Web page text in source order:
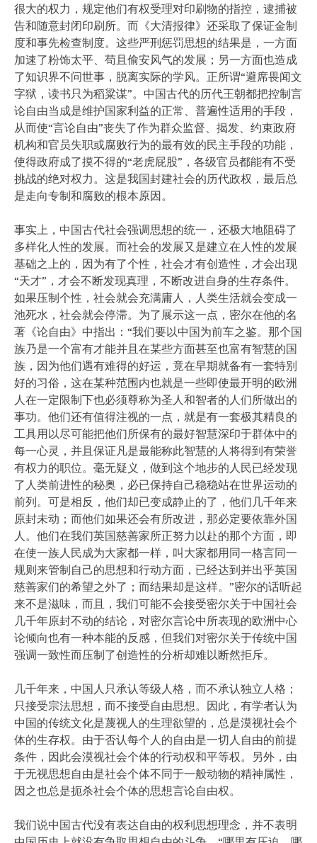
很大的权力，规定他们有权受理对印刷物的指控，逮捕被
告和随意封闭印刷所。而《大清报律》还采取了保证金制
度和事先检查制度。这些严刑惩罚思想的结果是，一方面
加速了粉饰太平、苟且偷安风气的发展；另一方面也造成
了知识界不问世事，脱离实际的学风。正所谓“避席畏闻文
字狱，读书只为稻粱谋”。中国古代的历代王朝都把控制言
论自由当成是维护国家利益的正常、普遍性适用的手段，
从而使“言论自由”丧失了作为群众监督、揭发、约束政府
机构和官员失职或腐败行为的最有效的民主手段的功能，
使得政府成了摸不得的“老虎屁股”，各级官员都能有不受
挑战的绝对权力。这是我国封建社会的历代政权，最后总
是走向专制和腐败的根本原因。
事实上，中国古代社会强调思想的统一，还极大地阻碍了
多样化人性的发展。而社会的发展又是建立在人性的发展
基础之上的，因为有了个性，社会才有创造性，才会出现
“天才”，才会不断发现真理，不断改进自身的生存条件。
如果压制个性，社会就会充满庸人，人类生活就会变成一
池死水，社会就会停滞。为了展示这一点，密尔在他的名
著《论自由》中指出：“我们要以中国为前车之鉴。那个国
族乃是一个富有才能并且在某些方面甚至也富有智慧的国
族，因为他们遇有难得的好运，竟在早期就备有一套特别
好的习俗，这在某种范围内也就是一些即使最开明的欧洲
人在一定限制下也必须尊称为圣人和智者的人们所做出的
事功。他们还有值得注视的一点，就是有一套极其精良的
工具用以尽可能把他们所保有的最好智慧深印于群体中的
每一心灵，并且保证凡是最能称此智慧的人将得到有荣誉
有权力的职位。毫无疑义，做到这个地步的人民已经发现
了人类前进性的秘奥，必已保持自己稳稳站在世界运动的
前列。可是相反，他们却已变成静止的了，他们几千年来
原封未动；而他们如果还会有所改进，那必定要依靠外国
人。他们在我们英国慈善家所正努力以赴的那个方面，即
在使一族人民成为大家都一样，叫大家都用同一格言同一
规则来管制自己的思想和行动方面，已经达到并出乎英国
慈善家们的希望之外了；而结果却是这样。”密尔的话听起
来不是滋味，而且，我们可能不会接受密尔关于中国社会
几千年原封不动的结论，对密尔言论中所表现的欧洲中心
论倾向也有一种本能的反感，但我们对密尔关于传统中国
强调一致性而压制了创造性的分析却难以断然拒斥。
几千年来，中国人只承认等级人格，而不承认独立人格；
只接受宗法思想，而不接受自由思想。因此，有学者认为
中国的传统文化是蔑视人的生理欲望的，总是漠视社会个
体的生存权。由于否认每个人的自由是一切人自由的前提
条件，因此会漠视社会个体的行动权和平等权。另外，由
于无视思想自由是社会个体不同于一般动物的精神属性，
因之也总是扼杀社会个体的思想言论自由权。
我们说中国古代没有表达自由的权利思想理念，并不表明